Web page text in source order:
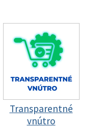
Transparentné
vnútro